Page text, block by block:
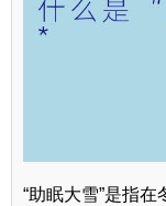
“助眠大雪”是指